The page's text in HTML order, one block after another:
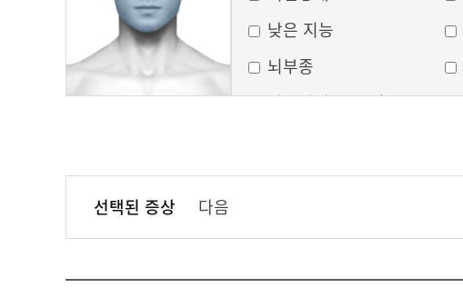
낮은 지능
뇌부종
달모양의 둥근 얼굴
무균성 뇌막염
안면홍조
선택된 증상 다음